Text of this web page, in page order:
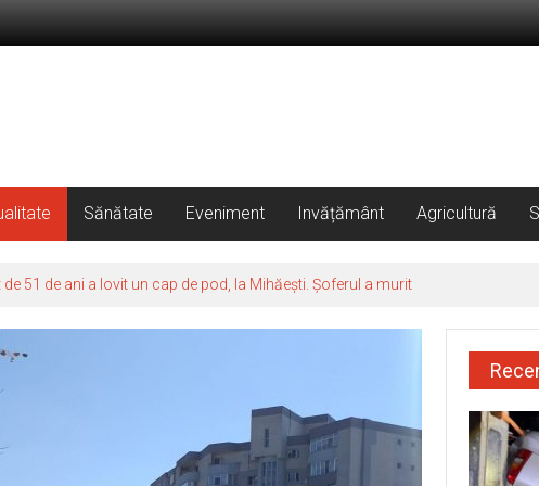
Sănătate Eveniment Invățământ Agricultură
51 de ani a lovit un cap de pod, la Mihăești. Șoferul a murit